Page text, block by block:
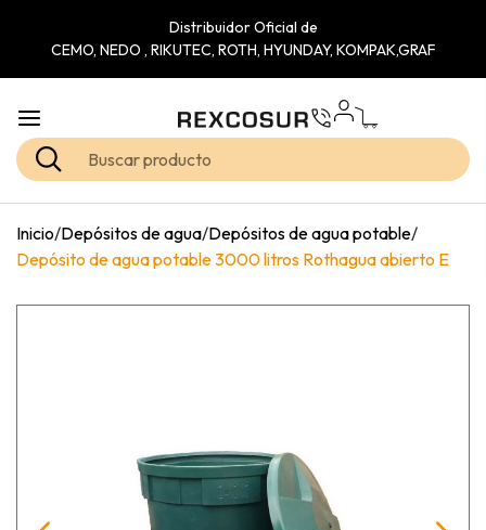
Distribuidor Oficial de
CEMO, NEDO , RIKUTEC, ROTH, HYUNDAY, KOMPAK,GRAF
Inicio/Depósitos de agua/Depósitos de agua potable/
Depósito de agua potable 3000 litros Rothagua abierto E